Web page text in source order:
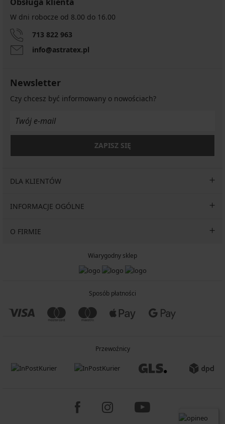
W dni robocze od 8.00 do 16.00
713 822 963
info@astratex.pl
Newsletter
Czy chcesz być informowany o nowościach?
ZAPISZ SIĘ
DLA KLIENTÓW
INFORMACJE OGÓLNE
O FIRMIE
Wiarygodny sklep
Sposób płatności
Przewoźnicy